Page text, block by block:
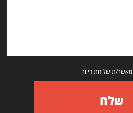
מאשר/ת שליחת דיוור
שלח